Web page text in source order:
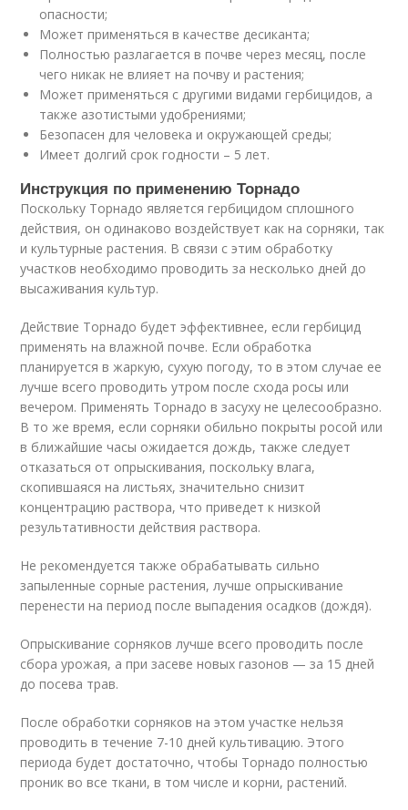
опасности;
Может применяться в качестве десиканта;
Полностью разлагается в почве через месяц, после
чего никак не влияет на почву и растения;
Может применяться с другими видами гербицидов, а
также азотистыми удобрениями;
Безопасен для человека и окружающей среды;
Имеет долгий срок годности – 5 лет.
Инструкция по применению Торнадо
Поскольку Торнадо является гербицидом сплошного
действия, он одинаково воздействует как на сорняки, так
и культурные растения. В связи с этим обработку
участков необходимо проводить за несколько дней до
высаживания культур.
Действие Торнадо будет эффективнее, если гербицид
применять на влажной почве. Если обработка
планируется в жаркую, сухую погоду, то в этом случае ее
лучше всего проводить утром после схода росы или
вечером. Применять Торнадо в засуху не целесообразно.
В то же время, если сорняки обильно покрыты росой или
в ближайшие часы ожидается дождь, также следует
отказаться от опрыскивания, поскольку влага,
скопившаяся на листьях, значительно снизит
концентрацию раствора, что приведет к низкой
результативности действия раствора.
Не рекомендуется также обрабатывать сильно
запыленные сорные растения, лучше опрыскивание
перенести на период после выпадения осадков (дождя).
Опрыскивание сорняков лучше всего проводить после
сбора урожая, а при засеве новых газонов — за 15 дней
до посева трав.
После обработки сорняков на этом участке нельзя
проводить в течение 7-10 дней культивацию. Этого
периода будет достаточно, чтобы Торнадо полностью
проник во все ткани, в том числе и корни, растений.